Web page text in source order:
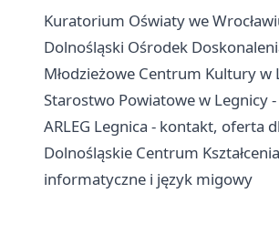
Kuratorium Oświaty we
Dolnośląski Ośrodek
Młodzieżowe Centrum Kultury
Starostwo Powiatowe w Legnicy
ARLEG Legnica - kontakt, oferta
Dolnośląskie Centrum
informatyczne i język migowy